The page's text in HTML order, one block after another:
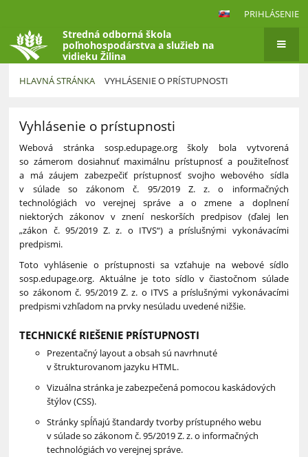
PRIHLÁSENIE
Stredná odborná škola
poľnohospodárstva a služieb na
vidieku Žilina
HLAVNÁ STRÁNKA VYHLÁSENIE O PRÍSTUPNOSTI
prístupnosti
Vyhlásenie o prístupnosti
Webová stránka sosp.edupage.org školy bola vytvorená
so zámerom dosiahnuť maximálnu prístupnosť a použiteľnosť
a má záujem zabezpečiť prístupnosť svojho webového sídla
v súlade so zákonom č. 95/2019 Z. z. o informačných
technológiách vo verejnej správe a o zmene a doplnení
niektorých zákonov v znení neskorších predpisov (ďalej len
„zákon č. 95/2019 Z. z. o ITVS“) a príslušnými vykonávacími
predpismi.
Toto vyhlásenie o prístupnosti sa vzťahuje na webové sídlo
sosp.edupage.org. Aktuálne je toto sídlo v čiastočnom súlade
so zákonom č. 95/2019 Z. z. o ITVS a príslušnými vykonávacími
predpismi vzhľadom na prvky nesúladu uvedené nižšie.
TECHNICKÉ RIEŠENIE PRÍSTUPNOSTI
Prezentačný layout a obsah sú navrhnuté
v štrukturovanom jazyku HTML.
Vizuálna stránka je zabezpečená pomocou kaskádových
štýlov (CSS).
Stránky spĺňajú štandardy tvorby prístupného webu
v súladeso zákonom č. 95/2019 Z. z. o informačných
technológiách vo verejnej správe.